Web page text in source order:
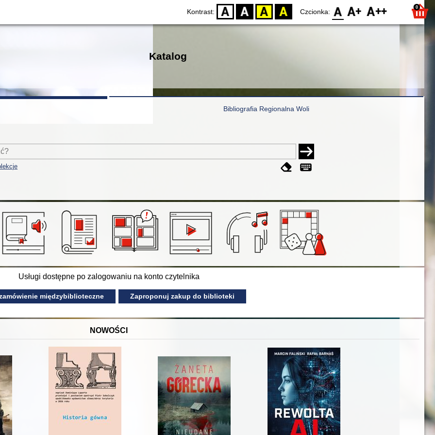
Kontrast: D BW YB BY Czcionka: F0 F1 F2 0
Katalog
Bibliografia Regionalna Woli
Usługi dostępne po zalogowaniu na konto czytelnika
międzybiblioteczne Zaproponuj zakup do biblioteki
NOWOŚCI